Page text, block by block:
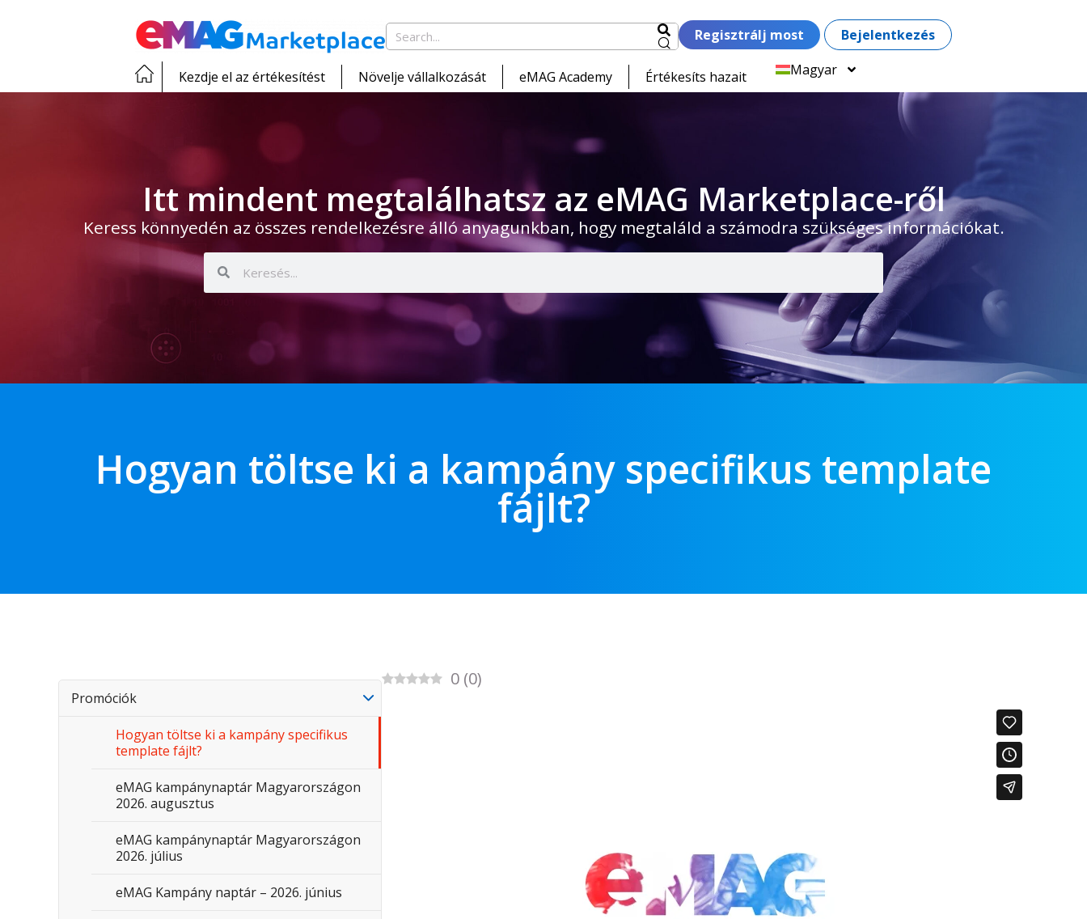
Regisztrálj most Bejelentkezés
Kezdje el az értékesítést Növelje vállalkozását eMAG Academy Értékesíts hazait Magyar
Itt mindent megtalálhatsz az eMAG Marketplace-ről
Keress könnyedén az összes rendelkezésre álló anyagunkban, hogy megtaláld a számodra szükséges információkat.
Hogyan töltse ki a kampány specifikus template
fájlt?
Promóciók
Hogyan töltse ki a kampány specifikus
template fájlt?
eMAG kampánynaptár Magyarországon
2026. augusztus
eMAG kampánynaptár Magyarországon
2026. július
eMAG Kampány naptár – 2026. június
0 (0)